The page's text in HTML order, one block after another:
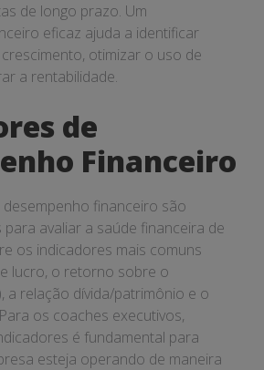
de longo prazo. Um
eficaz ajuda a identificar
otimizar o uso de
a rentabilidade.
de
Financeiro
financeiro são
avaliar a saúde financeira de
os indicadores mais comuns
lucro, o retorno sobre o
a relação dívida/patrimônio e o
os coaches executivos,
é fundamental para
esteja operando de maneira